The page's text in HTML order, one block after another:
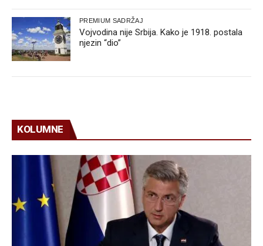
PREMIUM SADRŽAJ
Vojvodina nije Srbija. Kako je 1918. postala
njezin “dio”
KOLUMNE